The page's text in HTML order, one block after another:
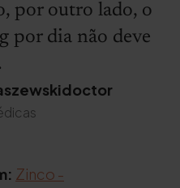
por outro lado, o
por dia não deve
Zinco -